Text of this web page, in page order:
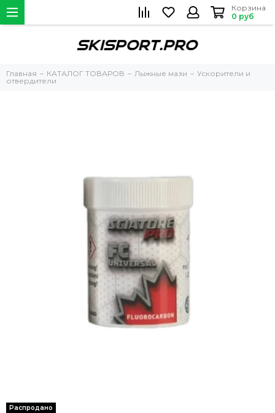
Корзина
0 руб
Главная КАТАЛОГ ТОВАРОВ Лыжные мази
Ускорители и
отвердители
Распродано